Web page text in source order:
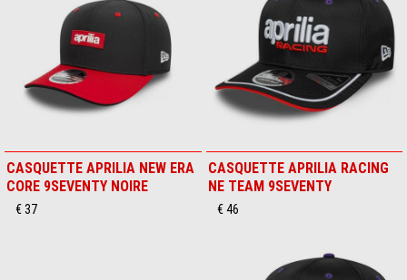
CASQUETTE APRILIA NEW ERA
CORE 9SEVENTY NOIRE
€ 37
CASQUETTE APRILIA RACING
NE TEAM 9SEVENTY
€ 46